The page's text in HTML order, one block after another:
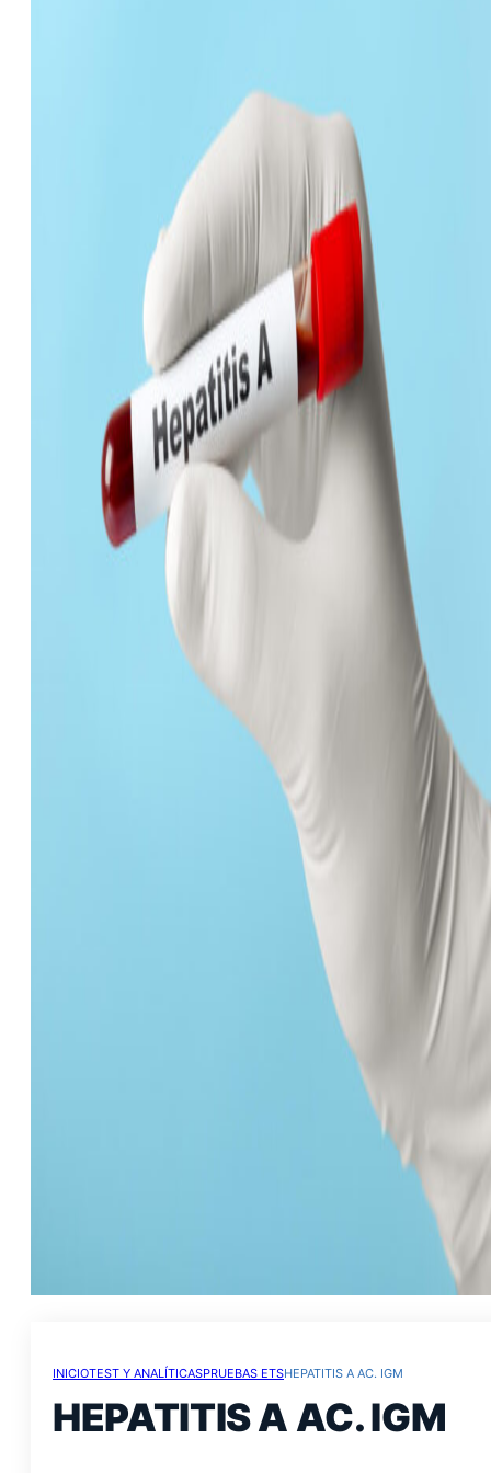
INICIOTEST Y ANALÍTICASPRUEBAS ETSHEPATITIS A AC. IGM
HEPATITIS A AC. IGM